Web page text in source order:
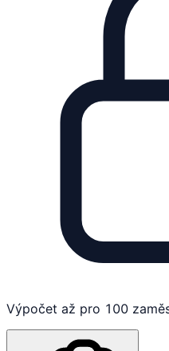
Výpočet až pro 100